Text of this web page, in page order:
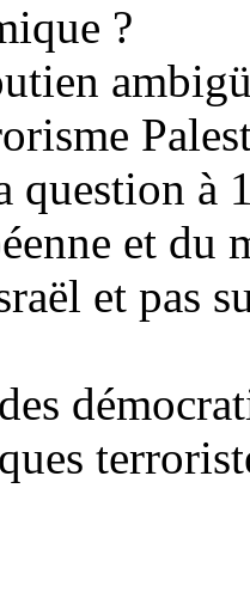
?
question à
et du
et pas